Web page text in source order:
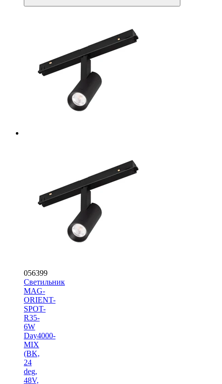
056399
Светильник
MAG-
ORIENT-
SPOT-
R35-
6W
Day4000-
MIX
(BK,
24
deg,
48V,